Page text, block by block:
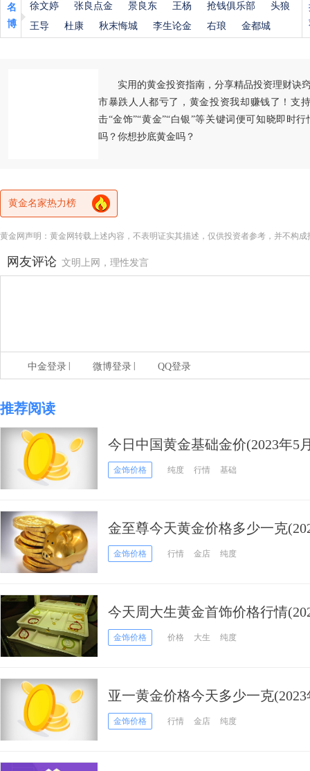
名
博
徐文婷 张良点金 景良东 王杨 抢钱俱乐部
头狼
王导
杜康 秋末悔城 李生论金 右琅 金都城
实用的黄金投资指南，分享精品投资理财诀
市暴跌人人都亏了，黄金投资我却赚钱了！支
击“金饰”“黄金”“白银”等关键词便可知晓即时
吗？你想抄底黄金吗？
黄金名家热力榜
黄金网声明：黄金网转载上述内容，不表明证实其描述，仅供投资者参考，并不构
网友评论 文明上网，理性发言
中金登录 微博登录 QQ登录
推荐阅读
今日中国黄金基础金价(2023年5
金饰价格 纯度 行情 基础
金至尊今天黄金价格多少一克
金饰价格 行情 金店 纯度
今天周大生黄金首饰价格行情
金饰价格 价格 大生 纯度
亚一黄金价格今天多少一克(2023
金饰价格 行情 金店 纯度